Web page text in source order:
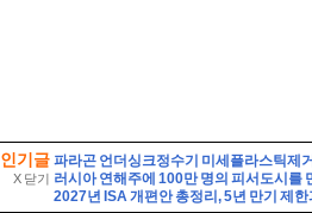
인기글
X 닫기